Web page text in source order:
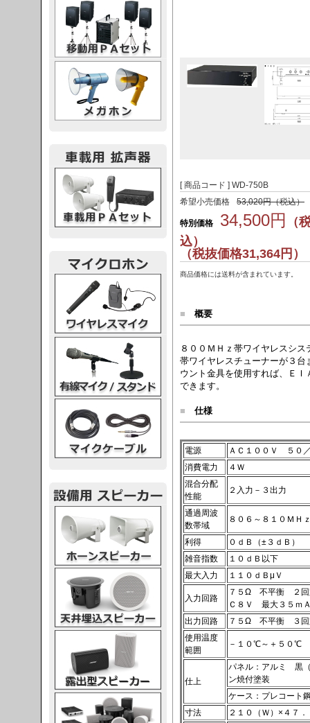
[ 商品コード ] WD-750B
希望小売価格
53,020円（税込）
特別価格 34,500円 （
込）
（税抜価格31,364円）
商品価格には送料が含まれています。
■ 概要
８００ＭＨｚ帯ワイヤレスシ
帯ワイヤレスチューナーが３
ウント金具を使用すれば、Ｅ
できます。
■ 仕様
電源
ＡＣ１００Ｖ ５０
消費電力
４Ｗ
混合分配
性能
２入力－３出力
通過周波
数帯域
８０６～８１０ＭＨ
利得
０ｄＢ（±３ｄＢ）
雑音指数
１０ｄＢ以下
最大入力
１１０ｄＢμＶ
入力回路
７５Ω 不平衡 ２回
Ｃ８Ｖ 最大３５ｍ
出力回路
７５Ω 不平衡 ３回
使用温度
範囲
－１０℃～＋５０℃
仕上
パネル：アルミ 黒
ン焼付塗装
ケース：プレコート
寸法
２１０（Ｗ）×４７